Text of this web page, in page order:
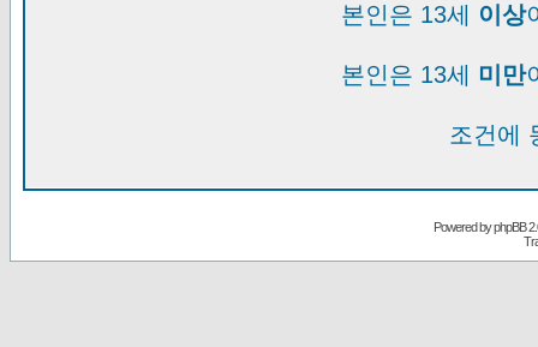
본인은 13세 이상
본인은 13세 미만
조건에
Powered byphpBB